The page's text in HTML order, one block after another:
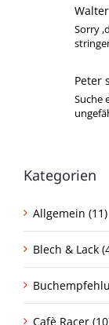
Sorry
Peter
Suche
Kategorien
Allgemein (11)
Blech & Lack
Cafè Racer